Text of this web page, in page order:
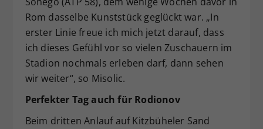
Rom dasselbe Kunststück geglückt war. „In
erster Linie freue ich mich jetzt darauf, dass
ich dieses Gefühl vor so vielen Zuschauern im
Stadion nochmals erleben darf, dann sehen
wir weiter“, so Misolic.
Perfekter Tag auch für Rodionov
Beim dritten Anlauf auf Kitzbüheler Sand